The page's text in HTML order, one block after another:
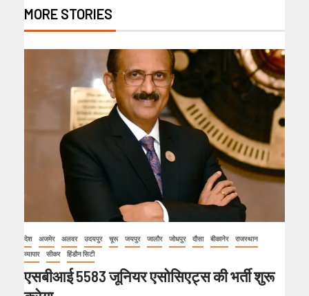
MORE STORIES
देश अजमेर अलवर उदयपुर चूरू जयपुर जालौर जोधपुर दौसा बीकानेर
राजस्थान
व्यापार
सीकर हिंडौन सिटी
एसबीआई 5583 जूनियर एसोसिएट्स की भर्ती शुरू